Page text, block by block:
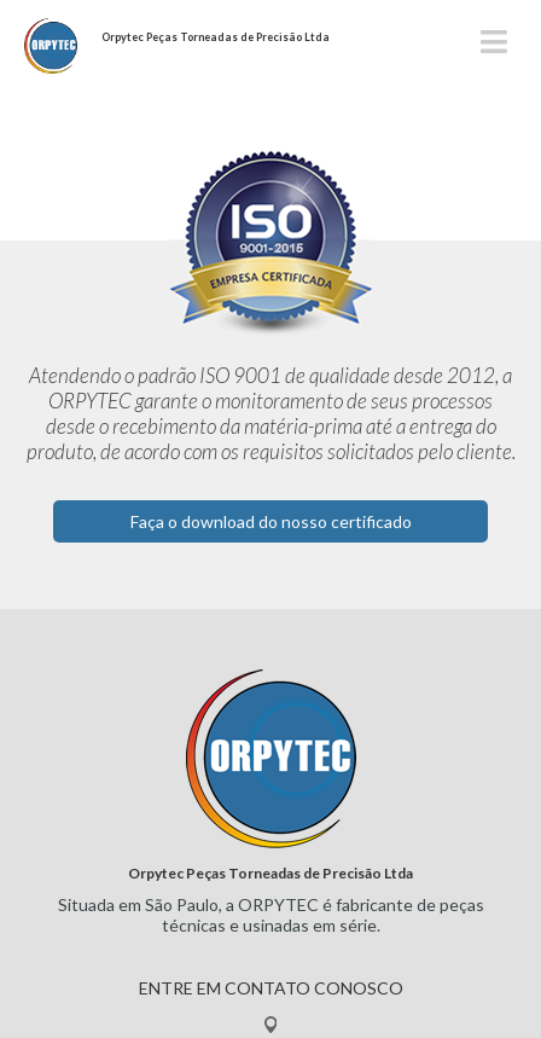
Orpytec Peças Torneadas de Precisão Ltda
Atendendo o padrão ISO 9001 de qualidade desde 2012,a
ORPYTEC garante o monitoramento de seus processos
desde orecebimento da matéria-prima até a entrega do
produto, de acordocom os requisitos solicitados pelo cliente.
Faça o download do nosso certificado
Orpytec Peças Torneadas de Precisão Ltda
Situada em São Paulo, a ORPYTEC é fabricante de peças
técnicas eusinadas em série.
ENTRE EM CONTATO CONOSCO